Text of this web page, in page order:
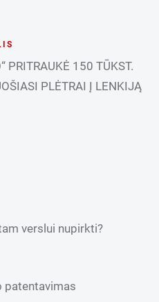
PRITRAUKĖ 150 TŪKST.
PLĖTRAI Į LENKIJĄ
verslui nupirkti?
patentavimas